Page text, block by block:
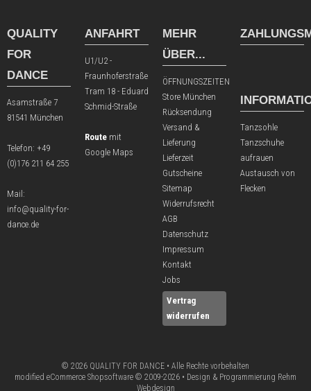
QUALITY
FOR
DANCE
Asamstraße 7
81541 München
Telefon: +49
(0)176 211 64 255
Mail:
info@quality-for-
dance.de
ANFAHRT
U1/U2 -
Fraunhoferstraße
Tram 18 - Eduard
Schmid-Straße
Route mit
Google Maps
MEHR
ÜBER...
ÖFFNUNGSZEITEN
Store München
Rücksendung
Versand &
Lieferung
Lieferzeit
Gutscheine
Sitemap
Widerrufsrecht
AGB
Datenschutz
Impressum
Kontakt
Jobs
Vertrag
widerrufen
Tanzsohle
Tanzschuhe
aufrauen
Austausch von
Flecken
© 2026 QUALITY FOR DANCE • Alle Rechte vorbehalten
modified eCommerce Shopsoftware © 2009-2026 • Design & Programmierung Rehm
Webdesign